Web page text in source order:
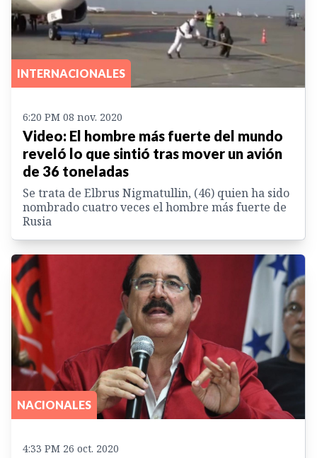
INTERNACIONALES
6:20 PM 08 nov. 2020
Video: El hombre más fuerte del mundo
reveló lo que sintió tras mover un avión
de 36 toneladas
Se trata de Elbrus Nigmatullin, (46) quien ha sido
nombrado cuatro veces el hombre más fuerte de
Rusia
NACIONALES
4:33 PM 26 oct. 2020